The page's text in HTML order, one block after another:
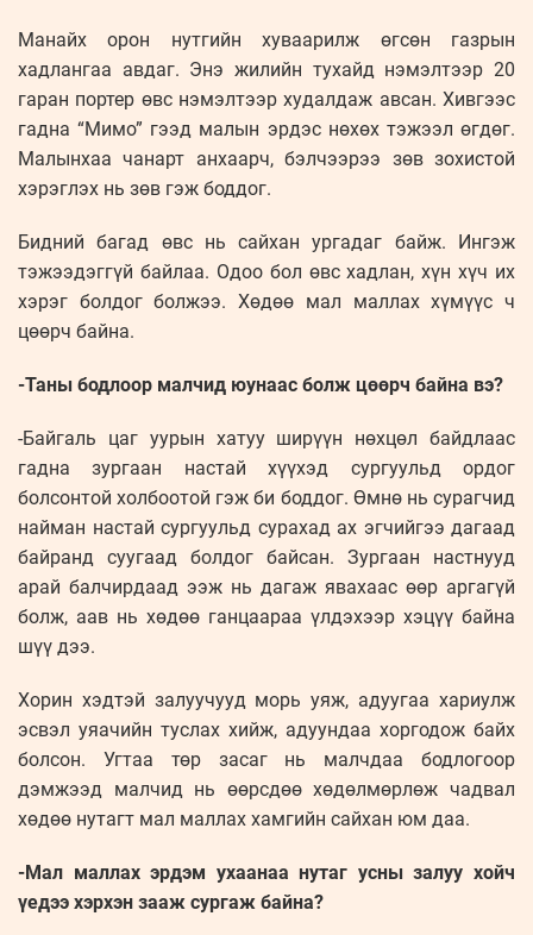
Манайх орон нутгийн хуваарилж өгсөн газрын
хадлангаа авдаг. Энэ жилийн тухайд нэмэлтээр 20
гаран портер өвс нэмэлтээр худалдаж авсан. Хивгээс
гадна “Мимо” гээд малын эрдэс нөхөх тэжээл өгдөг.
Малынхаа чанарт анхаарч, бэлчээрээ зөв зохистой
хэрэглэх нь зөв гэж боддог.
Бидний багад өвс нь сайхан ургадаг байж. Ингэж
тэжээдэггүй байлаа. Одоо бол өвс хадлан, хүн хүч их
хэрэг болдог болжээ. Хөдөө мал маллах хүмүүс ч
цөөрч байна.
-Таны бодлоор малчид юунаас болж цөөрч байна вэ?
-Байгаль цаг уурын хатуу ширүүн нөхцөл байдлаас
гадна зургаан настай хүүхэд сургуульд ордог
болсонтой холбоотой гэж би боддог. Өмнө нь сурагчид
найман настай сургуульд сурахад ах эгчийгээ дагаад
байранд суугаад болдог байсан. Зургаан настнууд
арай балчирдаад ээж нь дагаж явахаас өөр аргагүй
болж, аав нь хөдөө ганцаараа үлдэхээр хэцүү байна
шүү дээ.
Хорин хэдтэй залуучууд морь уяж, адуугаа хариулж
эсвэл уяачийн туслах хийж, адуундаа хоргодож байх
болсон. Угтаа төр засаг нь малчдаа бодлогоор
дэмжээд малчид нь өөрсдөө хөдөлмөрлөж чадвал
хөдөө нутагт мал маллах хамгийн сайхан юм даа.
-Мал маллах эрдэм ухаанаа нутаг усны залуу хойч
үедээ хэрхэн зааж сургаж байна?